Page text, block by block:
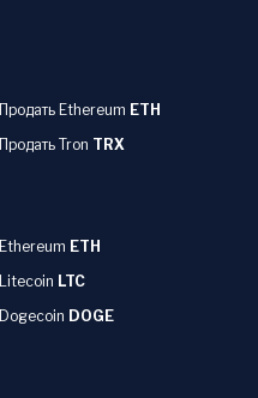
Продать Ethereum ETH
Продать Tron TRX
Ethereum ETH
Litecoin LTC
Dogecoin DOGE